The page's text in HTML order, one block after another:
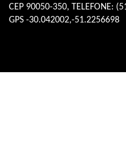
CEP 90050-350, TELEFONE:
GPS -30.042002,-51.2256698